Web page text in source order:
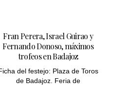
Fran Perera, Israel Guirao y
Fernando Donoso, máximos
trofeos en Badajoz
del festejo: Plaza de Toros
de Badajoz. Feria de